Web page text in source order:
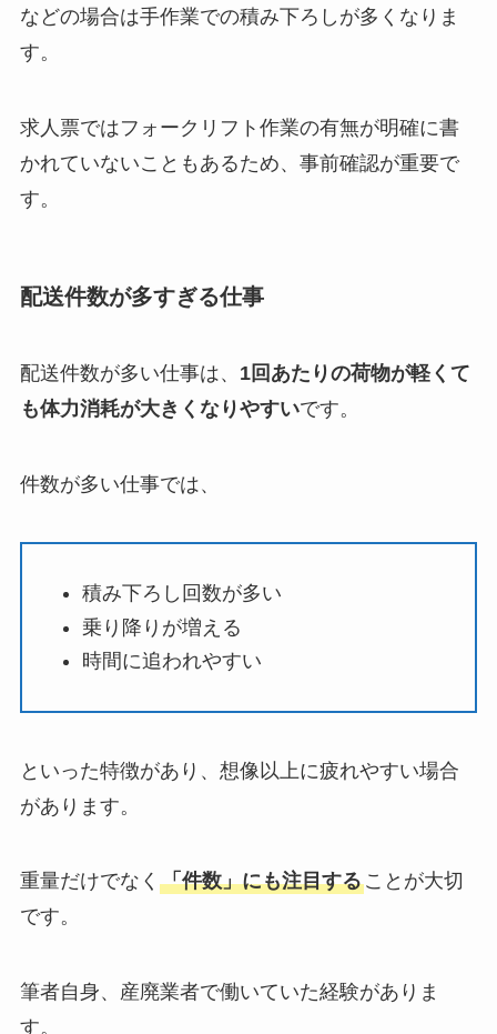
などの場合は手作業での積み下ろしが多くなりま
す。
求人票ではフォークリフト作業の有無が明確に書
かれていないこともあるため、事前確認が重要で
す。
配送件数が多すぎる仕事
配送件数が多い仕事は、 1回あたりの荷物が軽くて
も体力消耗が大きくなりやすいです。
件数が多い仕事では、
積み下ろし回数が多い
乗り降りが増える
時間に追われやすい
といった特徴があり、想像以上に疲れやすい場合
があります。
重量だけでなく 「件数」にも注目することが大切
です。
筆者自身、産廃業者で働いていた経験がありま
す。